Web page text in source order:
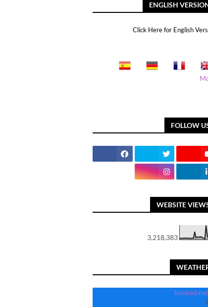
ENGLISH
Click Here for English
FOLLOW
WEBSITE
3,218,383